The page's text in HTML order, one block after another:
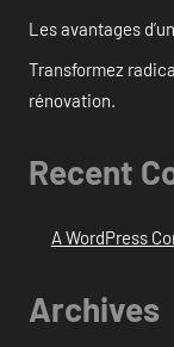
Les avantages
Transformez
rénovation.
Recent
A WordPress
Archives